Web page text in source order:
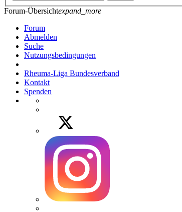
Forum-Übersichtexpand_more
Forum
Abmelden
Suche
Nutzungsbedingungen
Rheuma-Liga Bundesverband
Kontakt
Spenden